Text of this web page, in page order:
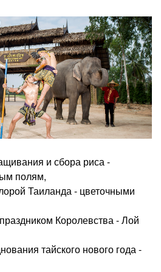
и сбора риса -
полям,
Таиланда - цветочными
Королевства - Лой
тайского нового года -